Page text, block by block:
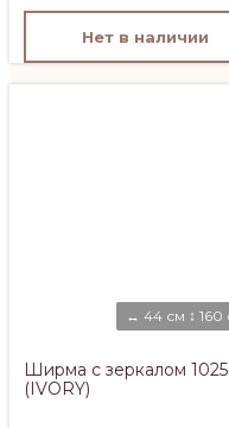
Нет в наличии
↔ 44 см ↕ 160
Ширма с зеркалом
(IVORY)